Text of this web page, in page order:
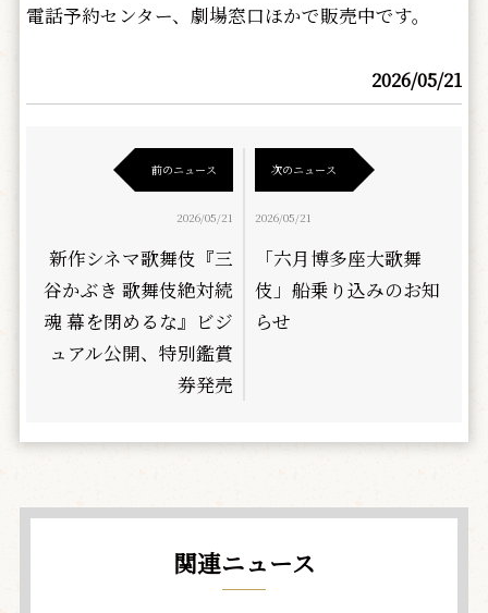
電話予約センター、劇場窓口ほかで販売中です。
2026/05/21
前のニュース
2026/05/21
新作シネマ歌舞伎『三
谷かぶき 歌舞伎絶対続
魂 幕を閉めるな』ビジ
ュアル公開、特別鑑賞
券発売
次のニュース
2026/05/21
「六月博多座大歌舞
伎」船乗り込みのお知
らせ
関連ニュース